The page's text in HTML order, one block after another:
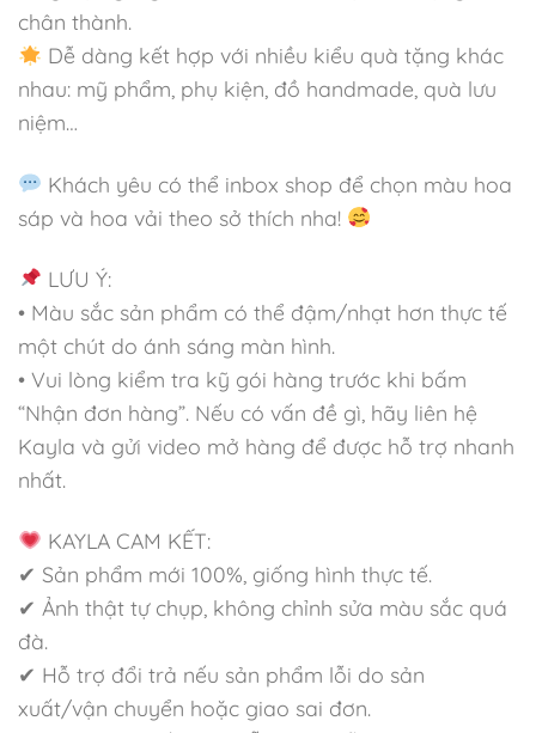
chân thành.
Dễ dàng kết hợp với nhiều kiểu quà tặng khác
nhau: mỹ phẩm, phụ kiện, đồ handmade, quà lưu
niệm…
Khách yêu có thể inbox shop để chọn màu hoa
sáp và hoa vải theo sở thích nha!
LƯU Ý:
• Màu sắc sản phẩm có thể đậm/nhạt hơn thực tế
một chút do ánh sáng màn hình.
• Vui lòng kiểm tra kỹ gói hàng trước khi bấm
“Nhận đơn hàng”. Nếu có vấn đề gì, hãy liên hệ
Kayla và gửi video mở hàng để được hỗ trợ nhanh
nhất.
KAYLA CAM KẾT:
✔ Sản phẩm mới 100%, giống hình thực tế.
✔ Ảnh thật tự chụp, không chỉnh sửa màu sắc quá
đà.
✔ Hỗ trợ đổi trả nếu sản phẩm lỗi do sản
xuất/vận chuyển hoặc giao sai đơn.